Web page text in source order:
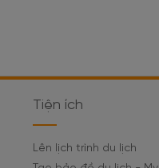
Tiện ích
Lên lịch trình du lịch